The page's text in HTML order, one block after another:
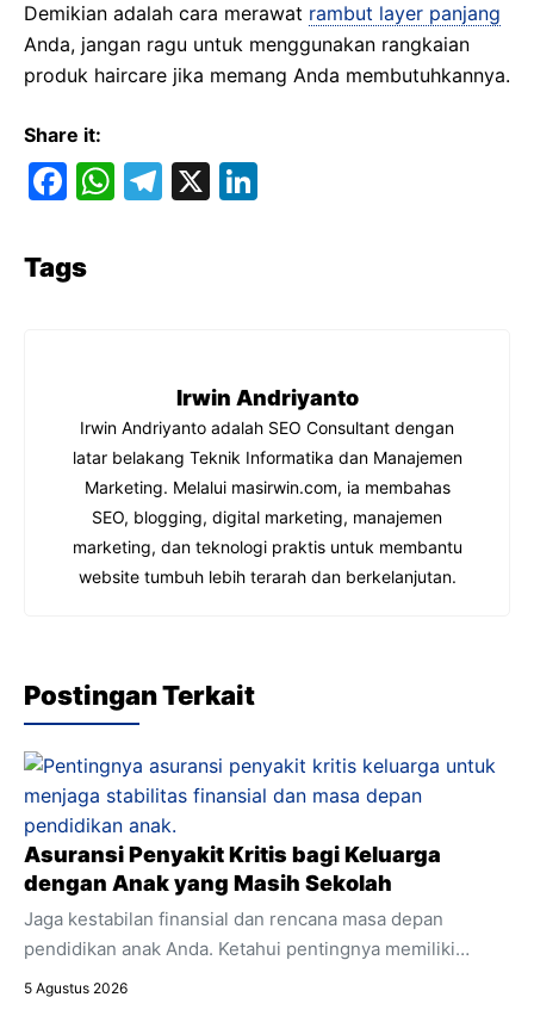
Demikian adalah cara merawat rambut layer panjang
Anda, jangan ragu untuk menggunakan rangkaian
produk haircare jika memang Anda membutuhkannya.
Share it:
F
c
e
o
k
W
p
T
X
Tags
Irwin Andriyanto
Irwin Andriyanto adalah SEO Consultant dengan
latar belakang Teknik Informatika dan Manajemen
Marketing. Melalui masirwin.com, ia membahas
SEO, blogging, digital marketing, manajemen
marketing, dan teknologi praktis untuk membantu
website tumbuh lebih terarah dan berkelanjutan.
Postingan Terkait
Asuransi Penyakit Kritis bagi Keluarga
dengan Anak yang Masih Sekolah
Jaga kestabilan finansial dan rencana masa depan
pendidikan anak Anda. Ketahui pentingnya memiliki
asuransi penyakit kritis sebagai bagian integral dari
5 Agustus 2026